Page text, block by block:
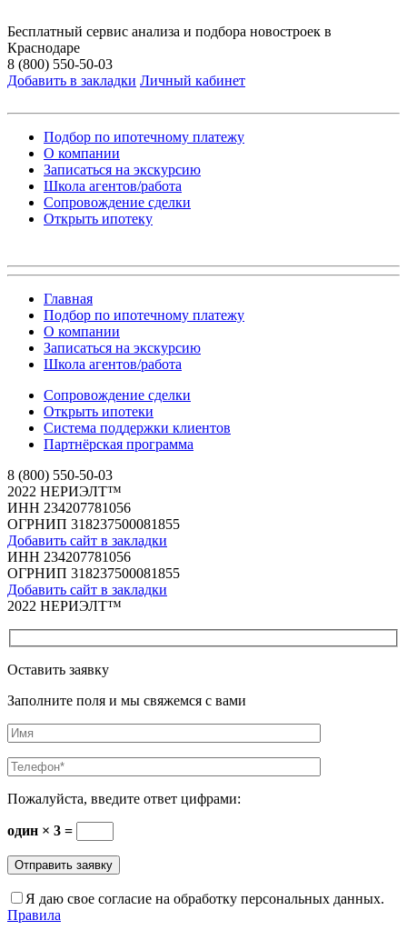
Бесплатный сервис анализа и подбора новостроек в
Краснодаре
8 (800) 550-50-03
Добавить в закладки Личный кабинет
Подбор по ипотечному платежу
О компании
Записаться на экскурсию
Школа агентов/работа
Сопровождение сделки
Открыть ипотеку
Главная
Подбор по ипотечному платежу
О компании
Записаться на экскурсию
Школа агентов/работа
Сопровождение сделки
Открыть ипотеки
Система поддержки клиентов
Партнёрская программа
8 (800) 550-50-03
2022 НЕРИЭЛТ™
ИНН 234207781056
ОГРНИП 318237500081855
Добавить сайт в закладки
ИНН 234207781056
ОГРНИП 318237500081855
Добавить сайт в закладки
2022 НЕРИЭЛТ™
Оставить заявку
Заполните поля и мы свяжемся с вами
Пожалуйста, введите ответ цифрами:
один × 3 =
Я даю свое согласие на обработку персональных данных.
Правила